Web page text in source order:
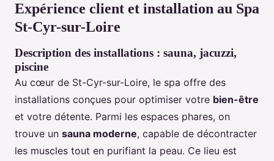
Expérience client et installation au Spa
St-Cyr-sur-Loire
Description des installations : sauna, jacuzzi,
piscine
Au cœur de St-Cyr-sur-Loire, le spa offre des
installations conçues pour optimiser votre bien-être
et votre détente. Parmi les espaces phares, on
trouve un sauna moderne, capable de décontracter
les muscles tout en purifiant la peau. Ce lieu est